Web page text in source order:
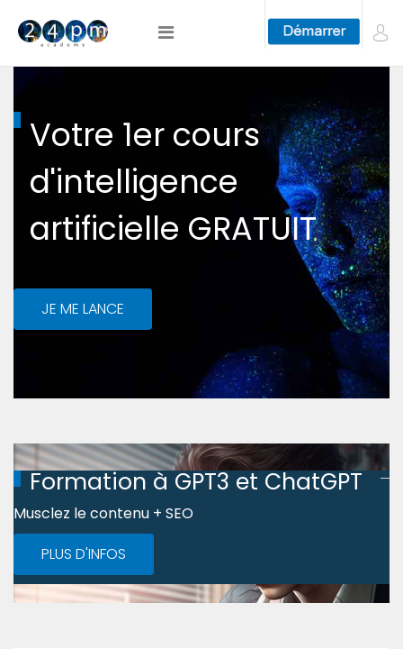
Votre 1er cours
d'intelligence
artificielle GRATUIT
JE ME LANCE
Formation à GPT3 et ChatGPT
Musclez le contenu + SEO
PLUS D'INFOS